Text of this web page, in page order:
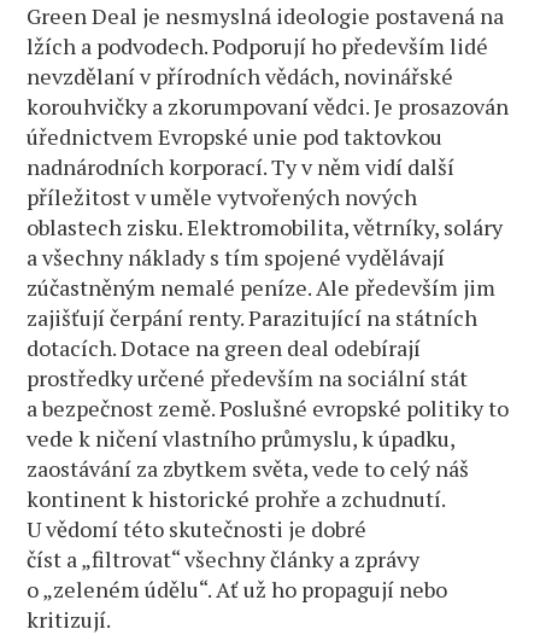
Green Deal je nesmyslná ideologie postavená na
lžích a podvodech. Podporují ho především lidé
nevzdělaní v přírodních vědách, novinářské
korouhvičky a zkorumpovaní vědci. Je prosazován
úřednictvem Evropské unie pod taktovkou
nadnárodních korporací. Ty v něm vidí další
příležitost v uměle vytvořených nových
oblastech zisku. Elektromobilita, větrníky, soláry
a všechny náklady s tím spojené vydělávají
zúčastněným nemalé peníze. Ale především jim
zajišťují čerpání renty. Parazitující na státních
dotacích. Dotace na green deal odebírají
prostředky určené především na sociální stát
a bezpečnost země. Poslušné evropské politiky to
vede k ničení vlastního průmyslu, k úpadku,
zaostávání za zbytkem světa, vede to celý náš
kontinent k historické prohře a zchudnutí.
U vědomí této skutečnosti je dobré
číst a „filtrovat“ všechny články a zprávy
o „zeleném údělu“. Ať už ho propagují nebo
kritizují.